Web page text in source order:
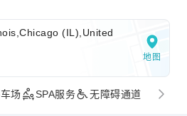
(IL),United
地图
场 SPA服务 无障碍通道